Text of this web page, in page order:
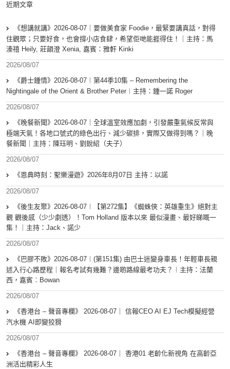
近期文章
《想講就講》2026-08-07｜要做美食家 Foodie，最緊要講真話，對得
住觀眾；只要好食，也會撐小店食肆，希望佢哋能捱得住！｜主持：馬
溱禧 Heily, 莊韻澄 Xenia, 嘉賓：雅軒 Kinki
2026/08/07
《爵士鍾情》2026-08-07︱第44季10集 – Remembering the
Nightingale of the Orient & Brother Peter︱主持：鍾一諾 Roger
2026/08/07
《晚餐新聞》2026-08-07｜全球溫室效應加劇，引發嚴重氣候反常與
極端天氣！各地口號式的綠色出行、減少碳排，實際又做得到嗎？｜晚
餐新聞｜主持：陳珏明、劉銳紹（夫子）
2026/08/07
《恩典時刻：聖樂漫遊》2026年8月07日 主持：以諾
2026/08/07
《後生友聚》2026-08-07︱【第272集】《蜘蛛俠：英雄重生》絕對主
觀 觀後感（少少劇透）！Tom Holland 版本以來 最似漫畫、最好睇嘅一
集！｜主持：Jack、諾少
2026/08/07
《巴膠不敗》2026-08-07︱(第151集) 由巴士迷變身車長！年輕車長親
述入行心路歷程｜報名考試有幾難？邊啲路線最考功夫？︱主持：法蘭
西，嘉賓︰Bowan
2026/08/07
《香港台 – 聲音專欄》 2026-08-07｜ 信報CEO AI EJ Tech模擬經營
汽水機 AI即變狡猾
2026/08/07
《香港台 – 聲音專欄》 2026-08-07｜ 香港01 老齡化新視角 在高齡亞
洲活出精彩人生